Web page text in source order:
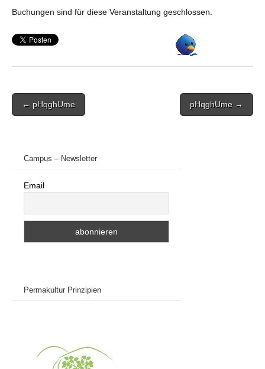
Buchungen sind für diese Veranstaltung geschlossen.
Post
navigation
← pHqghUme pHqghUme →
Campus – Newsletter
Email
Permakultur Prinzipien